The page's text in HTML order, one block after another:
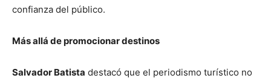
confianza del público.
Más allá de promocionar destinos
Salvador Batista destacó que el periodismo turístico no